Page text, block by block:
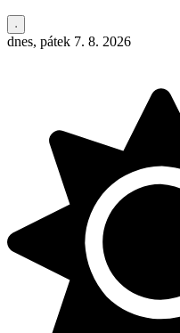
dnes, pátek 7. 8. 2026